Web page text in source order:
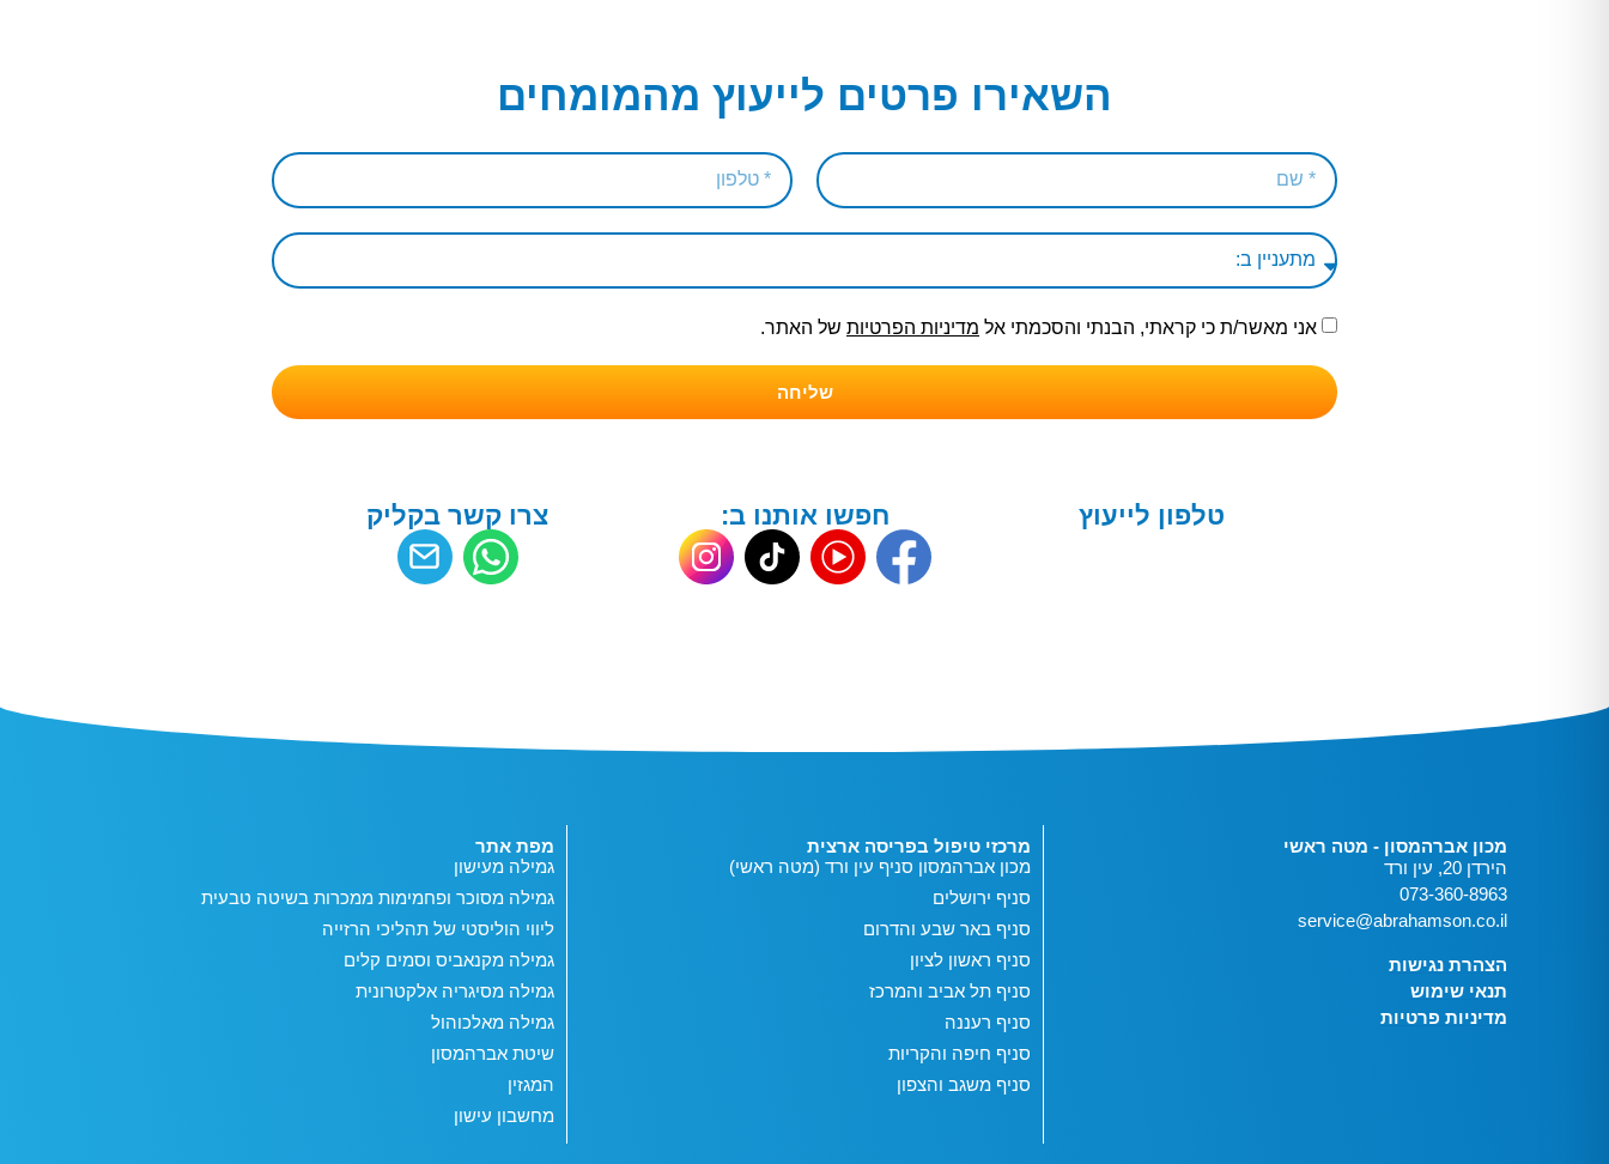
השאירו פרטים לייעוץ מהמומחים
אני מאשר/ת כי קראתי, הבנתי והסכמתי אל מדיניות הפרטיות של האתר.
שליחה
טלפון לייעוץ חפשו אותנו ב: צרו קשר בקליק
מכון אברהמסון - מטה ראשי
הירדן 20, עין ורד
073-360-8963
service@abrahamson.co.il
הצהרת נגישות
תנאי שימוש
מדיניות פרטיות
מרכזי טיפול בפריסה ארצית
מכון אברהמסון סניף עין ורד (מטה ראשי)
סניף ירושלים
סניף באר שבע והדרום
סניף ראשון לציון
סניף תל אביב והמרכז
סניף רעננה
סניף חיפה והקריות
סניף משגב והצפון
מפת אתר
גמילה מעישון
גמילה מסוכר ופחמימות ממכרות בשיטה טבעית
ליווי הוליסטי של תהליכי הרזייה
גמילה מקנאביס וסמים קלים
גמילה מסיגריה אלקטרונית
גמילה מאלכוהול
שיטת אברהמסון
המגזין
מחשבון עישון